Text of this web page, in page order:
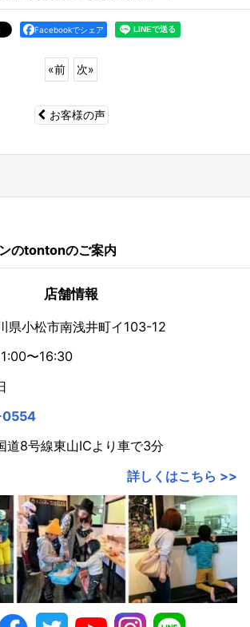
Facebookでシェア
«前 次»
お客様の声
のtontonのご案内
店舗情報
県小松市南浅井町イ103-12
〜16:30
道8号線東山ICより車で3分
詳しくはこちら >>